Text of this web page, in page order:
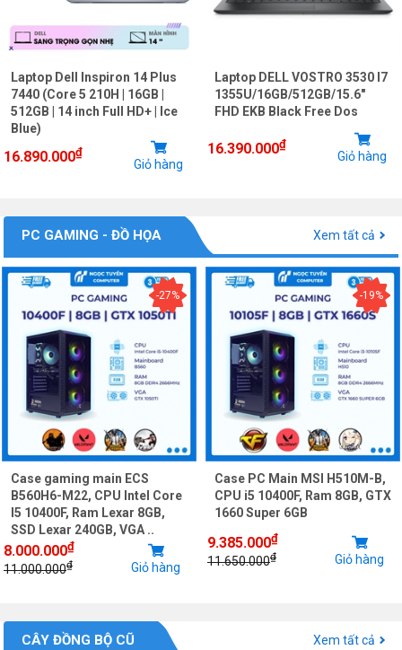
Laptop Dell Inspiron 14 Plus
7440 (Core 5 210H | 16GB |
512GB | 14 inch Full HD+ | Ice
Blue)
16.890.000₫
Giỏ hàng
Laptop DELL VOSTRO 3530 I7
1355U/16GB/512GB/15.6"
FHD EKB Black Free Dos
16.390.000₫
Giỏ hàng
PC GAMING - ĐỒ HỌA Xem tất cả
-27%
Case gaming main ECS
B560H6-M22, CPU Intel Core
I5 10400F, Ram Lexar 8GB,
SSD Lexar 240GB, VGA ..
8.000.000₫
11.000.000₫ Giỏ hàng
-19%
Case PC Main MSI H510M-B,
CPU i5 10400F, Ram 8GB, GTX
1660 Super 6GB
9.385.000₫
11.650.000₫ Giỏ hàng
CÂY ĐỒNG BỘ CŨ Xem tất cả